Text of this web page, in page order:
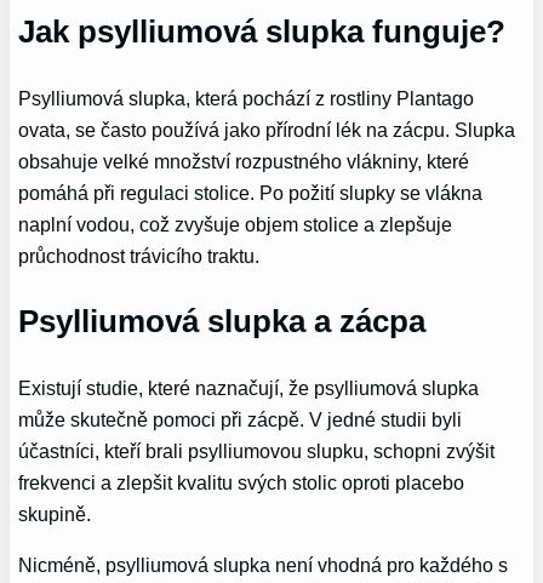
Jak psylliumová slupka funguje?
Psylliumová slupka, která pochází z rostliny Plantago
ovata, se často používá jako přírodní lék na zácpu. Slupka
obsahuje velké množství rozpustného vlákniny, které
pomáhá při regulaci stolice. Po požití slupky se vlákna
naplní vodou, což zvyšuje objem stolice a zlepšuje
průchodnost trávicího traktu.
Psylliumová slupka a zácpa
Existují studie, které naznačují, že psylliumová slupka
může skutečně pomoci při zácpě. V jedné studii byli
účastníci, kteří brali psylliumovou slupku, schopni zvýšit
frekvenci a zlepšit kvalitu svých stolic oproti placebo
skupině.
Nicméně, psylliumová slupka není vhodná pro každého s